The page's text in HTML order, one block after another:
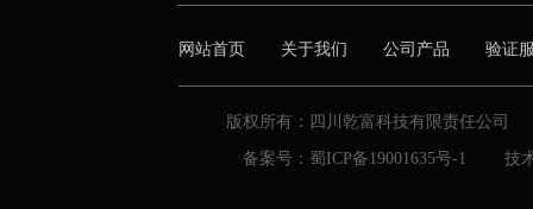
网站首页 关于我们 公司产品 验证
版权所有：四川乾富科技有限责任公司
备案号：蜀ICP备19001635号-1        技